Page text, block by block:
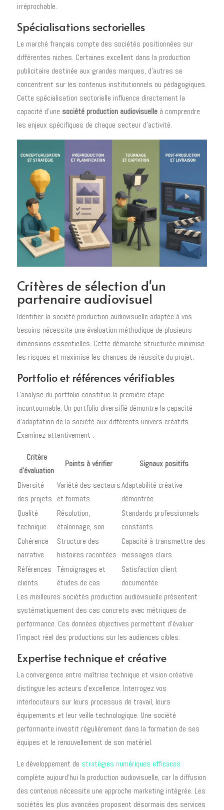
irréprochable.
Spécialisations sectorielles
Le marché français compte des sociétés positionnées sur
différentes niches. Certaines excellent dans la production
publicitaire destinée aux grandes marques, d'autres se
concentrent sur les contenus institutionnels ou pédagogiques.
Cette spécialisation sectorielle influence directement la
capacité d'une société production audiovisuelleà comprendre
les enjeux spécifiques de chaque secteur d'activité.
Critères de sélection d'un
partenaire audiovisuel
Identifier la société production audiovisuelle adaptée à vos
besoins nécessite une évaluation méthodique de plusieurs
dimensions essentielles. Cette démarche structurée minimise
les risques et maximise les chances de réussite du projet.
Portfolio et références vérifiables
L'analyse du portfolio constitue la première étape
incontournable. Un portfolio diversifié démontre la capacité
d'adaptation de la société aux différents univers créatifs.
Examinez attentivement :
Critère
d'évaluation
Points à vérifier Signaux positifs
Diversité
des projets
Variété des secteurs
et formats
Adaptabilité créative
démontrée
Qualité
technique
Résolution,
étalonnage, son
Standards professionnels
constants
Cohérence
narrative
Structure des
histoires racontées
Capacité à transmettre des
messages clairs
Références
clients
Témoignages et
études de cas
Satisfaction client
documentée
Les meilleures sociétés production audiovisuelle présentent
systématiquement des cas concrets avec métriques de
performance. Ces données objectives permettent d'évaluer
l'impact réel des productions sur les audiences cibles.
Expertise technique et créative
La convergence entre maîtrise technique et vision créative
distingue les acteurs d'excellence. Interrogez vos
interlocuteurs sur leurs processus de travail, leurs
équipements et leur veille technologique. Une société
performante investit régulièrement dans la formation de ses
équipes et le renouvellement de son matériel.
Le développement de stratégies numériques efficaces
complète aujourd'hui la production audiovisuelle, car la diffusion
des contenus nécessite une approche marketing intégrée. Les
sociétés les plus avancées proposent désormais des services